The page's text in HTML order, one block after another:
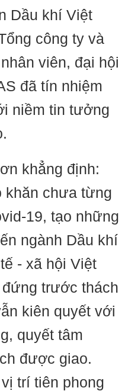
Dầu khí Việt
công ty và
viên, đại hội
đã tín nhiệm
niềm tin tưởng
khẳng định:
khăn chưa từng
19, tạo những
ngành Dầu khí
- xã hội Việt
trước thách
kiên quyết với
quyết tâm
được giao.
trí tiên phong